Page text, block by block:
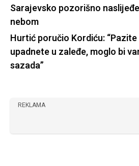
Sarajevsko pozorišno
nebom
Hurtić poručio Kordiću:
upadnete u zaleđe, moglo bi
sazada”
REKLAMA